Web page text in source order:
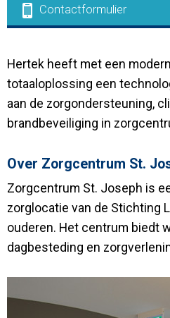
Contactformulier
Hertek heeft met een
totaaloplossing een
aan de zorgondersteuning,
brandbeveiliging in
Over Zorgcentrum St.
Zorgcentrum St. Joseph is
zorglocatie van de Stichting
ouderen. Het centrum biedt
dagbesteding en